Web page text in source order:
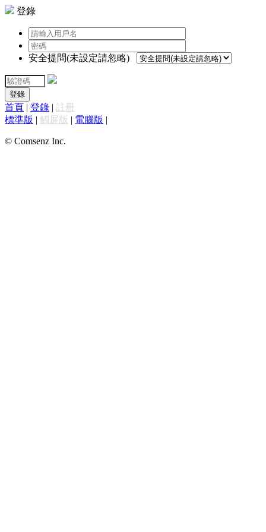
登錄
安全提問(未設定請忽略)
登錄
首頁 | 登錄 | 註冊
標準版 | 觸屏版 | 電腦版 |
© Comsenz Inc.